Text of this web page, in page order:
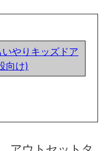
いやりキッズドア
向け)